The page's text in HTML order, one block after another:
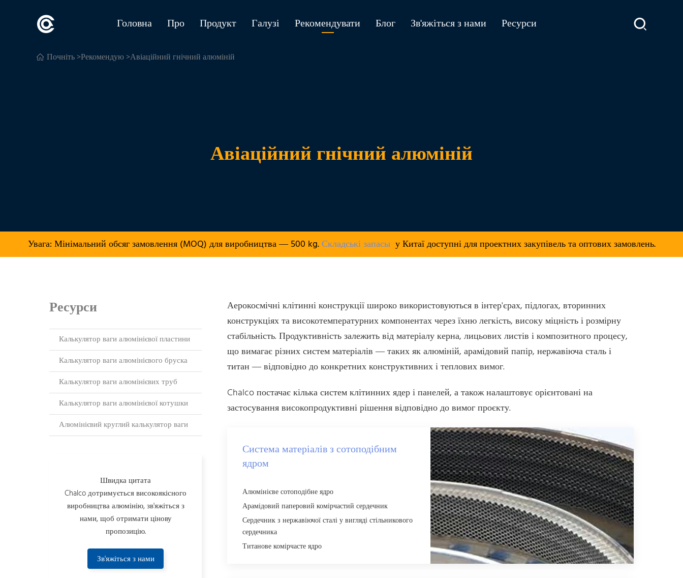
Головна Про Продукт Галузі Рекомендувати Блог Зв'яжіться з нами Ресурси
Почніть>Рекомендую>Авіаційний гнічний алюміній
Авіаційний гнічний алюміній
Увага: Мінімальний обсяг замовлення (MOQ) для виробництва — 500 kg.Складські запасыу Китаї доступні для проектних закупівель та оптових замовлень.
Ресурси
Калькулятор ваги алюмінієвої пластини
Калькулятор ваги алюмінієвого бруска
Калькулятор ваги алюмінієвих труб
Калькулятор ваги алюмінієвої котушки
Алюмінієвий круглий калькулятор ваги
Швидка цитата
Chalco дотримується високоякісного
виробництва алюмінію, зв'яжіться з
нами, щоб отримати цінову
пропозицію.
Зв'яжіться з нами
Аерокосмічні клітинні конструкції широко використовуються в інтер'єрах, підлогах, вторинних
конструкціях та високотемпературних компонентах через їхню легкість, високу міцність і розмірну
стабільність. Продуктивність залежить від матеріалу керна, лицьових листів і композитного процесу,
що вимагає різних систем матеріалів — таких як алюміній, арамідовий папір, нержавіюча сталь і
титан — відповідно до конкретних конструктивних і теплових вимог.
Chalco постачає кілька систем клітинних ядер і панелей, а також налаштовує орієнтовані на
застосування високопродуктивні рішення відповідно до вимог проєкту.
Система матеріалів з сотоподібним
ядром
Алюмінієве сотоподібне ядро
Арамідовий паперовий комірчастий сердечник
Сердечник з нержавіючої сталі у вигляді стільникового
сердечника
Титанове комірчасте ядро